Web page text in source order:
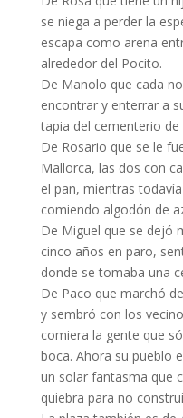
se niega a perder la
escapa como arena
alrededor del Pocito.
De Manolo que cada
encontrar y enterrar a
tapia del cementerio de
De Rosario que se le
Mallorca, las dos con
el pan, mientras
comiendo algodón de
De Miguel que se dejó
cinco años en paro,
donde se tomaba una
De Paco que marchó
y sembró con los
comiera la gente que
boca. Ahora su pueblo
un solar fantasma que
quiebra para no